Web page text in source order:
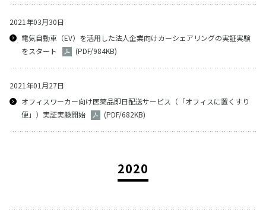
2021年03月30日
電気自動車（EV）を活用した法人企業向けカーシェアリングの実証実験
をスタート
(PDF/984KB)
2021年01月27日
オフィスワーカー向け医薬品即日配送サービス（「オフィスに置くすり
便」）実証実験開始
(PDF/682KB)
2020